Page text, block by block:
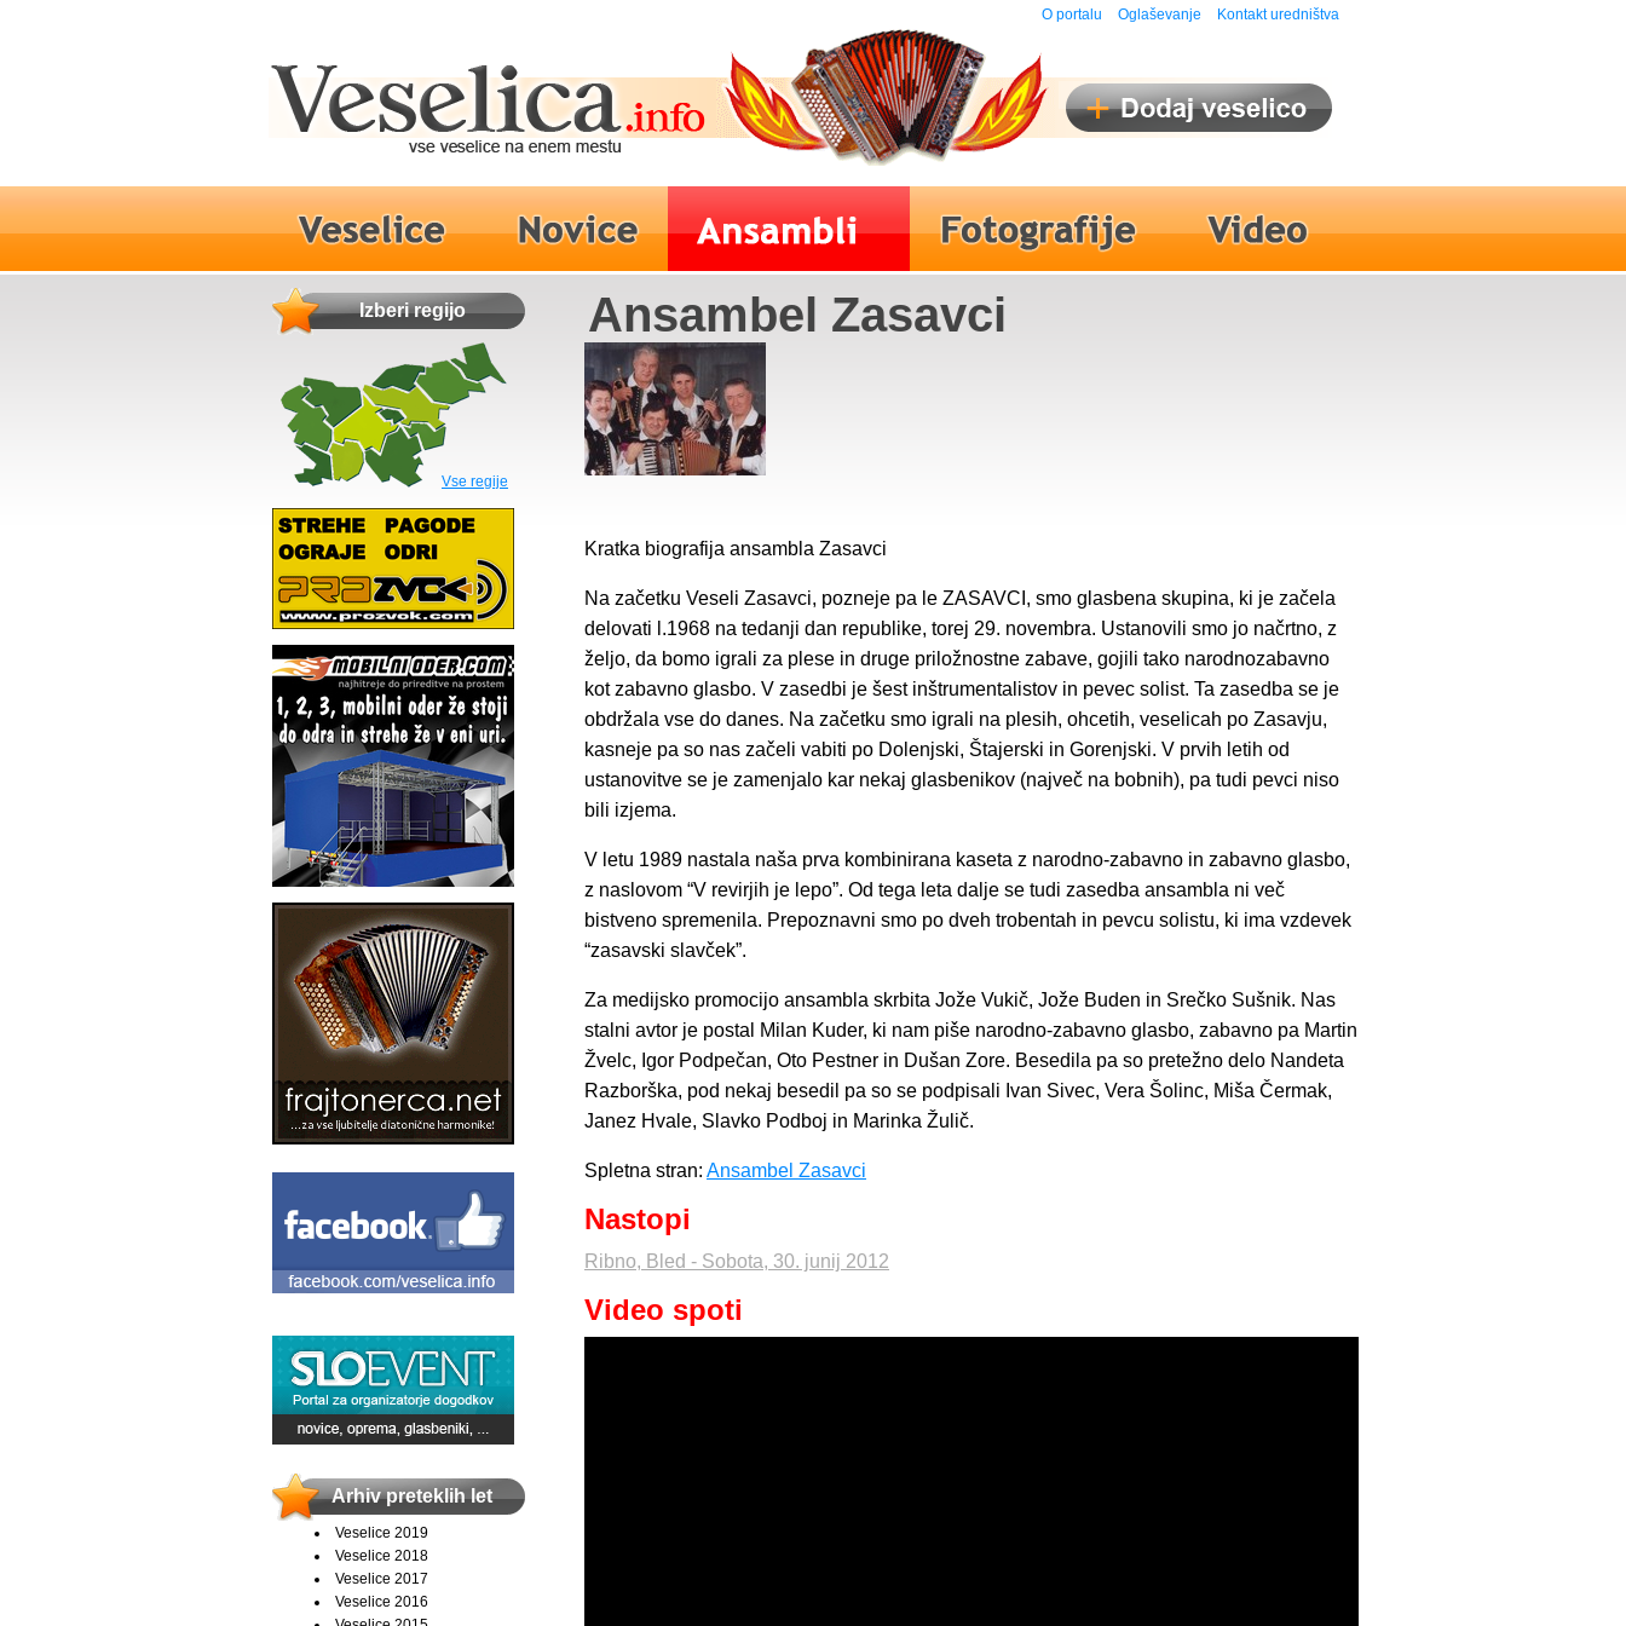
O portalu Oglaševanje Kontakt uredništva
Izberi regijo
Vse regije
Arhiv preteklih let
Veselice 2019
Veselice 2018
Veselice 2017
Veselice 2016
Ansambel Zasavci
Kratka biografija ansambla Zasavci
Na začetku Veseli Zasavci, pozneje pa le ZASAVCI, smo glasbena skupina, ki je začela
delovati l.1968 na tedanji dan republike, torej 29. novembra. Ustanovili smo jo načrtno, z
željo, da bomo igrali za plese in druge priložnostne zabave, gojili tako narodnozabavno
kot zabavno glasbo. V zasedbi je šest inštrumentalistov in pevec solist. Ta zasedba se je
obdržala vse do danes. Na začetku smo igrali na plesih, ohcetih, veselicah po Zasavju,
kasneje pa so nas začeli vabiti po Dolenjski, Štajerski in Gorenjski. V prvih letih od
ustanovitve se je zamenjalo kar nekaj glasbenikov (največ na bobnih), pa tudi pevci niso
bili izjema.
V letu 1989 nastala naša prva kombinirana kaseta z narodno-zabavno in zabavno glasbo,
z naslovom “V revirjih je lepo”. Od tega leta dalje se tudi zasedba ansambla ni več
bistveno spremenila. Prepoznavni smo po dveh trobentah in pevcu solistu, ki ima vzdevek
“zasavski slavček”.
Za medijsko promocijo ansambla skrbita Jože Vukič, Jože Buden in Srečko Sušnik. Nas
stalni avtor je postal Milan Kuder, ki nam piše narodno-zabavno glasbo, zabavno pa Martin
Žvelc, Igor Podpečan, Oto Pestner in Dušan Zore. Besedila pa so pretežno delo Nandeta
Razborška, pod nekaj besedil pa so se podpisali Ivan Sivec, Vera Šolinc, Miša Čermak,
Janez Hvale, Slavko Podboj in Marinka Žulič.
Spletna stran: Ansambel Zasavci
Nastopi
Ribno, Bled - Sobota, 30. junij 2012
Video spoti